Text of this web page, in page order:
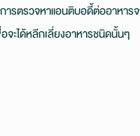
รตรวจหาแอนติบอดี้ต่ออาหา
ะได้หลีกเลี่ยงอาหารชนิดนั้นๆ